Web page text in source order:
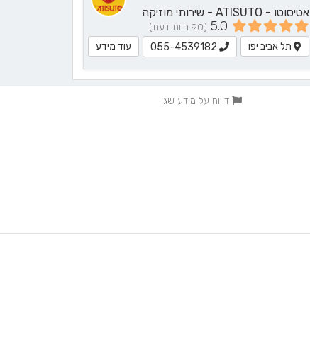
אטיסוטו - ATISUTO - שירותי מוזיקה
5.0 (90 חוות דעת)
תל אביב יפו 055-4539182 עוד מידע
דיווח על מידע שגוי